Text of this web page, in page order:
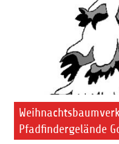
Pfadfindergelände